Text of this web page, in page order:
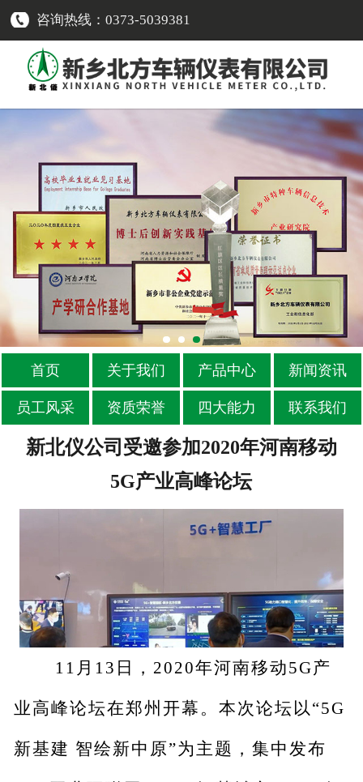
咨询热线：0373-5039381
首页 关于我们 产品中心 新闻资讯
员工风采 资质荣誉 四大能力 联系我们
新北仪公司受邀参加2020年河南移动
5G产业高峰论坛
11 月13日，2020年河南移动5G产
业高峰论坛在郑州开幕。本次论坛以“5G
新基建 智绘新中原”为主题，集中发布